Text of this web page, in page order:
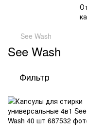
See Wash
See Wash
Фильтр